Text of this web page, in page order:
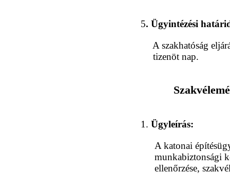
5. Ügyintézési
A szakhatóság
tizenöt nap.
1.Ügyleírás:
A katonai
munkabiztonsági
ellenőrzése,